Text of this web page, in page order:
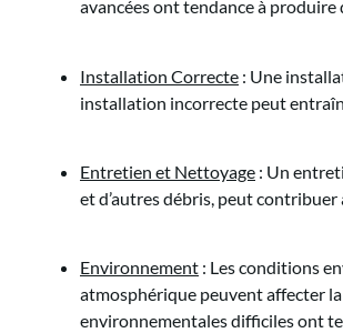
avancées ont tendance à
Installation Correcte : Une
installation incorrecte peut
Entretien et Nettoyage : Un
et d’autres débris, peut
Environnement : Les conditions
atmosphérique peuvent affecter
environnementales difficiles ont